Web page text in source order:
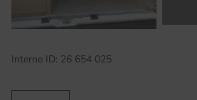
Interne ID: 26 654 025